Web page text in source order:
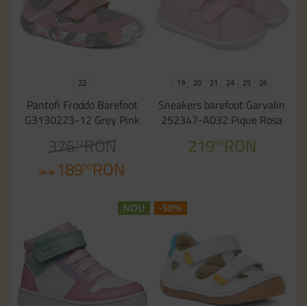
22
Pantofi Froddo Barefoot
G3130223-12 Grey Pink
376 12
RON
de la 18990RON
19 20 21 24 25 26
Sneakers barefoot Garvalin
252347-A032 Pique Rosa
21990RON
NOU -50%